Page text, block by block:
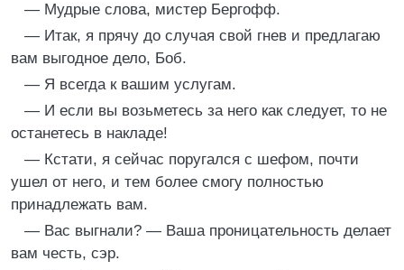
— Мудрые слова, мистер Бергофф.
— Итак, я прячу до случая свой гнев и предлагаю
вам выгодное дело, Боб.
— Я всегда к вашим услугам.
— И если вы возьметесь за него как следует, то не
останетесь в накладе!
— Кстати, я сейчас поругался с шефом, почти
ушел от него, и тем более смогу полностью
принадлежать вам.
— Вас выгнали? — Ваша проницательность делает
вам честь, сэр.